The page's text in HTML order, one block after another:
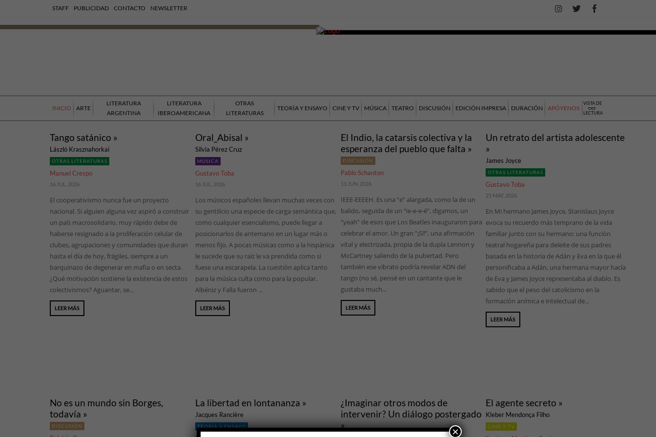
STAFF PUBLICIDAD CONTACTO NEWSLETTER
INICIO ARTE
LITERATURA
ARGENTINA
LITERATURA
IBEROAMERICANA
OTRAS
LITERATURAS
TEORÍA Y ENSAYO CINE Y TV MÚSICA TEATRO DISCUSIÓN EDICIÓN IMPRESA DURACIÓN APÓYENOS
VISTA DE
LECTURA
Tango satánico »
László Krasznahorkai
OTRAS LITERATURAS
Manuel Crespo
16 JUL, 2026
El cooperativismo nunca fue un proyecto
nacional. Si alguien alguna vez aspiró a construir
un país macrosolidario, muy rápido debe de
haberse resignado a la proliferación celular de
clubes, agrupaciones y comunidades que duran
hasta el día de hoy, frágiles, siempre a un
barquinazo de degenerar en mafia o en secta.
¿Qué motivación sostiene la existencia de estos
colectivismos? Aguantar, se...
LEER MÁS
No es un mundo sin Borges,
todavía »
DISCUSIÓN
Oral_Abisal »
Silvia Pérez Cruz
MÚSICA
Gustavo Toba
16 JUL, 2026
Los músicos españoles llevan muchas veces con
su gentilicio una especie de carga semántica que,
como cualquier esencialismo, puede llegar a
posicionarlos de antemano en un lugar más o
menos fijo. A pocas músicas como a la hispánica
le sucede que su raíz le va prendida como si
fuese una escarapela. La cuestión aplica tanto
para la música culta como para la popular.
Albéniz y Falla fueron ...
LEER MÁS
La libertad en lontananza »
Jacques Rancière
TEORÍA Y ENSAYO
El Indio, la catarsis colectiva y la
esperanza del pueblo que falta »
DISCUSIÓN
Pablo Schanton
11 JUN, 2026
IEEE-EEEEH. Es una “e” alargada, como la de un
balido, seguida de un “ie-e-e-é”, digamos, un
“yeah” de esos que Los Beatles inauguraron para
celebrar el amor. Un gran “¡Sí!”, una afirmación
vital y electrizada, propia de la dupla Lennon y
McCartney saliendo de la pubertad. Pero
también ese vibrato podría revelar ADN del
tango (no sé, pensé en un cantante que le
gustaba much...
LEER MÁS
¿Imaginar otros modos de
intervenir? Un diálogo postergado
»
Un retrato del artista adolescente
»
James Joyce
OTRAS LITERATURAS
Gustavo Toba
21 MAY, 2026
En Mi hermano James Joyce, Stanislaus Joyce
evoca su recuerdo más temprano de la vida
familiar junto con su hermano: una función
teatral hogareña para deleite de sus padres
basada en la historia de Adán y Eva en la que él
personificaba a Adán, una hermana mayor hacía
de Eva y James Joyce representaba al diablo. Es
sabido que el peso del catolicismo en la
formación anímica e intelectual de...
LEER MÁS
El agente secreto »
Kleber Mendonça Filho
CINE Y TV
×